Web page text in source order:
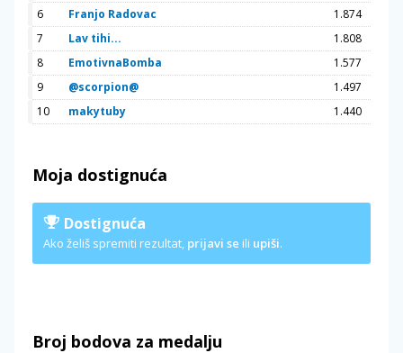
6
Franjo Radovac
1.874
7
Lav tihi...
1.808
8
EmotivnaBomba
1.577
9
@scorpion@
1.497
10
makytuby 1.440
Moja dostignuća
Dostignuća
Ako želiš spremiti rezultat, prijavi se ili upiši.
Broj bodova za medalju